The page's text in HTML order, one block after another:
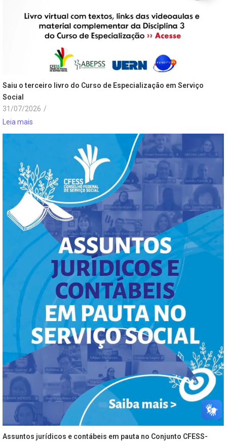
Saiu o terceiro livro do Curso de Especialização em Serviço
Social
31/07/2026 /
Leia mais
Assuntos jurídicos e contábeis em pauta no Conjunto CFESS-